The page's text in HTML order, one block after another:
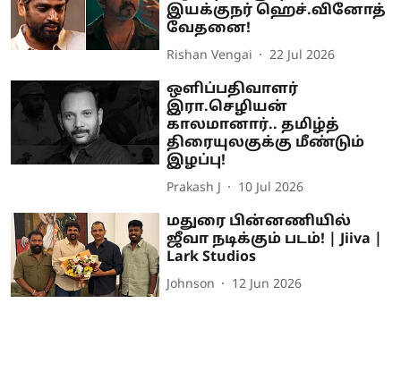
இயக்குநர் ஹெச்.வினோத்
வேதனை!
Rishan Vengai 22 Jul 2026
ஒளிப்பதிவாளர்
இரா.செழியன்
காலமானார்.. தமிழ்த்
திரையுலகுக்கு மீண்டும்
இழப்பு!
Prakash J 10 Jul 2026
மதுரை பின்னணியில்
ஜீவா நடிக்கும் படம்! | Jiiva |
Lark Studios
Johnson 12 Jun 2026